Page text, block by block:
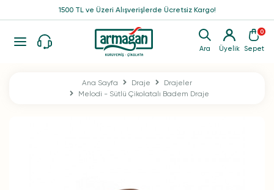
Ara Üyelik
0
Sepet
1500 TL ve Üzeri Alışverişlerde Ücretsiz Kargo!
Ana Sayfa Draje
Drajeler
Melodi - Sütlü Çikolatalı Badem Draje